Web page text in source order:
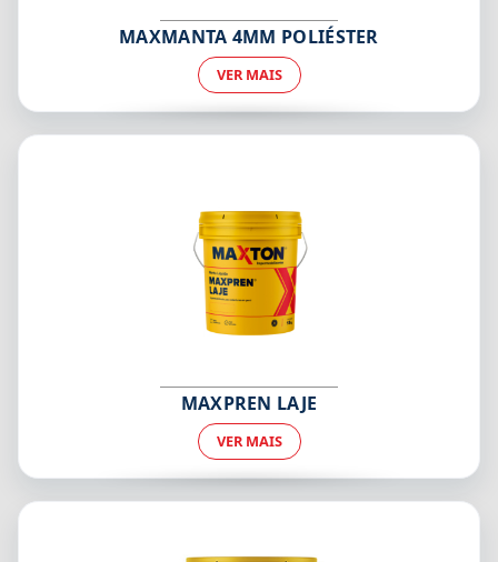
MAXMANTA 4MM POLIÉSTER
VER MAIS
MAXPREN LAJE
VER MAIS